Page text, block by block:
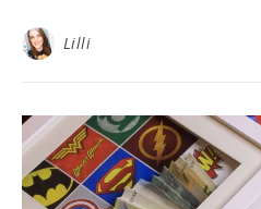
Lilli